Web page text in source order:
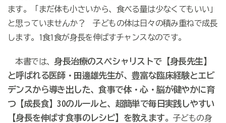
ます。「まだ体も小さいから、食べる量は少なくてもいい」
と思っていませんか？ 子どもの体は日々の積み重ねで成長
します。1食1食が身長を伸ばすチャンスなのです。
本書では、身長治療のスペシャリストで【身長先生】
と呼ばれる医師・田邊雄先生が、豊富な臨床経験とエビ
デンスから導き出した、食事で体・心・脳が健やかに育
つ【成長食】30のルールと、超簡単で毎日実践しやすい
【身長を伸ばす食事のレシピ】を教えます。 子どもの身